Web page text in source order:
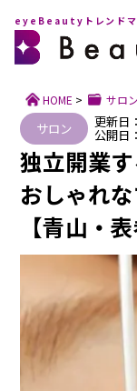
eyeBeautyトレンドマ
HOME > サロン
サロン 更新日
公開日
独立開業
おしゃれ
【青山・表